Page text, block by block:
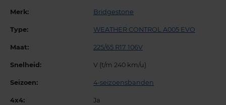
Merk: Bridgestone
Type: WEATHER CONTROL A005 EVO
Maat: 225/65 R17 106V
Snelheid: V (t/m 240 km/u)
Seizoen: 4-seizoensbanden
4x4: Ja